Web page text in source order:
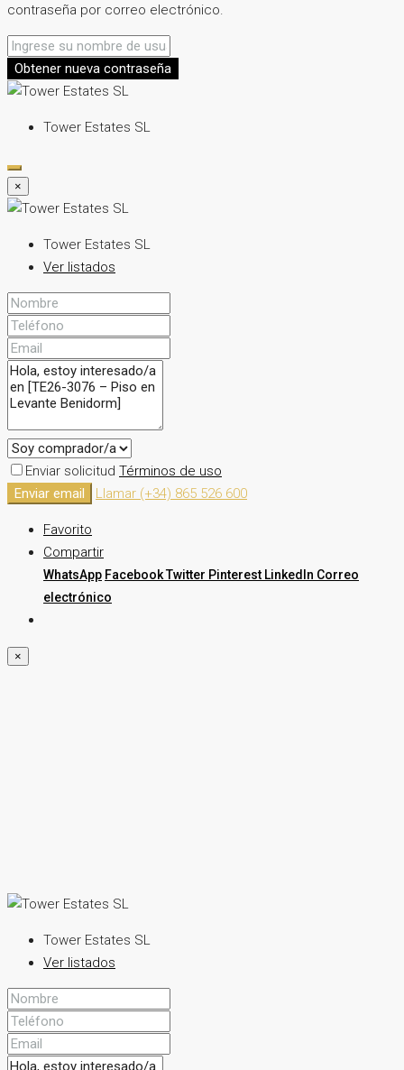
contraseña por correo electrónico.
Obtener nueva contraseña
Tower Estates SL
×
Tower Estates SL
Ver listados
Enviar solicitud Términos de uso
Enviar email
Llamar (+34) 865 526 600
Favorito
Compartir
WhatsApp FacebookTwitter Pinterest LinkedIn Correo
electrónico
×
Tower Estates SL
Ver listados